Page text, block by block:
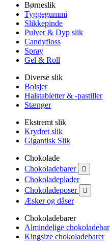
Børneslik
Tyggegummi
Slikkepinde
Pulver & Dyp slik
Candyfloss
Spray
Gel & Roll
Diverse slik
Bolsjer
Halstabletter & -pastiller
Stænger
Ekstremt slik
Krydret slik
Gigantisk Slik
Chokolade
Chokoladebarer

Chokoladeplader
Chokoladeposer

Æsker og dåser
Chokoladebarer
Almindelige chokoladebar
Kingsize chokoladebarer